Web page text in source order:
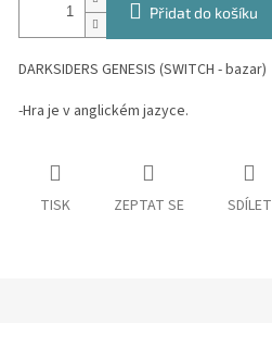
Přidat do košíku
DARKSIDERS GENESIS (SWITCH - bazar)
-Hra je v anglickém jazyce.
TISK ZEPTAT SE SDÍLET